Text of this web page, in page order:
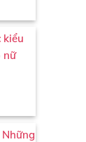
kiểu
nữ